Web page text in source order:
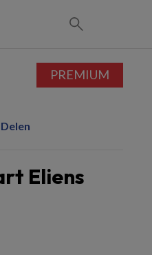
Delen
Eliens
PREMIUM